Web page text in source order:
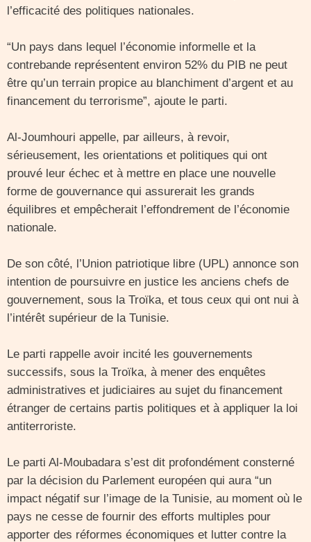
l’efficacité des politiques nationales.
“Un pays dans lequel l’économie informelle et la
contrebande représentent environ 52% du PIB ne peut
être qu’un terrain propice au blanchiment d’argent et au
financement du terrorisme”, ajoute le parti.
Al-Joumhouri appelle, par ailleurs, à revoir,
sérieusement, les orientations et politiques qui ont
prouvé leur échec et à mettre en place une nouvelle
forme de gouvernance qui assurerait les grands
équilibres et empêcherait l’effondrement de l’économie
nationale.
De son côté, l’Union patriotique libre (UPL) annonce son
intention de poursuivre en justice les anciens chefs de
gouvernement, sous la Troïka, et tous ceux qui ont nui à
l’intérêt supérieur de la Tunisie.
Le parti rappelle avoir incité les gouvernements
successifs, sous la Troïka, à mener des enquêtes
administratives et judiciaires au sujet du financement
étranger de certains partis politiques et à appliquer la loi
antiterroriste.
Le parti Al-Moubadara s’est dit profondément consterné
par la décision du Parlement européen qui aura “un
impact négatif sur l’image de la Tunisie, au moment où le
pays ne cesse de fournir des efforts multiples pour
apporter des réformes économiques et lutter contre la